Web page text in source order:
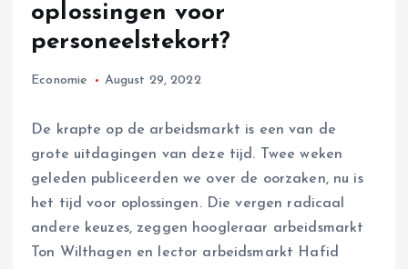
oplossingen voor
personeelstekort?
Economie August 29, 2022
De krapte op de arbeidsmarkt is een van de
grote uitdagingen van deze tijd. Twee weken
geleden publiceerden we over de oorzaken, nu is
het tijd voor oplossingen. Die vergen radicaal
andere keuzes, zeggen hoogleraar arbeidsmarkt
Ton Wilthagen en lector arbeidsmarkt Hafid